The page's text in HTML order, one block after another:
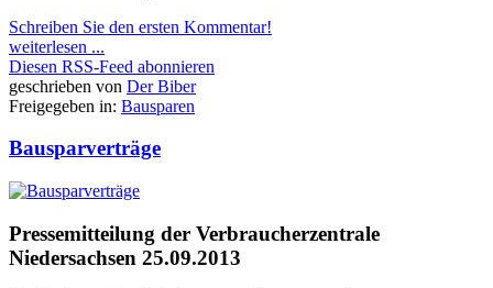
Schreiben Sie den ersten Kommentar!
weiterlesen ...
Diesen RSS-Feed abonnieren
geschrieben von Der Biber
Freigegeben in: Bausparen
Bausparverträge
Pressemitteilung der Verbraucherzentrale
Niedersachsen 25.09.2013